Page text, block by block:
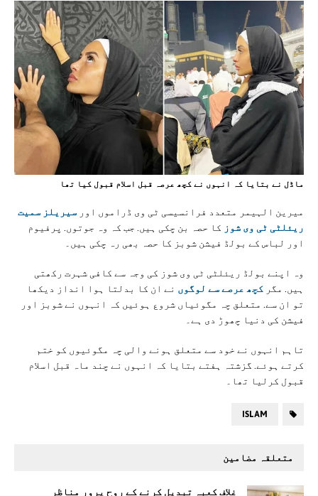
ماڈل نے بتایا کہ انہوں نے کچھ عرصہ قبل اسلام قبول کیا تھا
میرین الہیمر متعدد فرانسیسی ٹی وی ڈراموں اور سیریلز سمیت
ریئلٹی ٹی وی شوز کا حصہ بن چکی ہیں. جب کہ وہ جوتوں. پرفیوم
اور لباس کے بولڈ فیشن شوبز کا حصہ بھی رہ چکی ہیں۔
وہ اپنے بولڈ ریئلٹی ٹی وی شوز کی وجہ سے کافی شہرت رکھتی
ہیں. مگر کچھ عرصے سے لوگوں نے ان کا بدلتا ہوا انداز دیکھا
تو ان سے. متعلق چہ مگوئیاں شروع ہوئیں کہ انہوں نے شوبز اور
فیشن کی دنیا چھوڑ دی ہے۔
تاہم انہوں نے خود سے متعلق ہونے والی چہ مگوئیوں کو ختم
کرتے ہوئے. گزشتہ ہفتے بتایا کہ انہوں نے چند ماہ قبل اسلام
قبول کرلیا تھا۔
ISLAM
متعلقہ مضامین
غلاف کعبہ تبدیل کرنے کے روح پرور مناظر